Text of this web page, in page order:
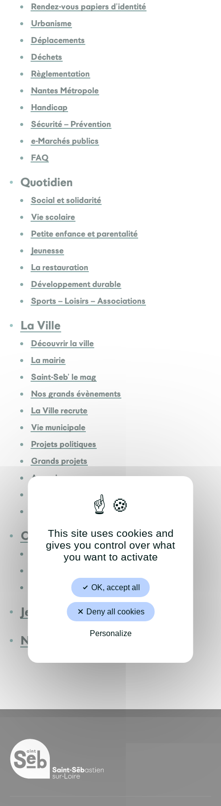
Je participe
Saint-Seb’ le mag Sourds et
Rendez-vous papiers d’identité
Urbanisme
Déplacements
Déchets
Règlementation
Nantes Métropole
Handicap
Sécurité – Prévention
e-Marchés publics
FAQ
Quotidien
Social et solidarité
Vie scolaire
Petite enfance et parentalité
Jeunesse
La restauration
Développement durable
Sports – Loisirs – Associations
La Ville
Découvrir la ville
La mairie
Saint-Seb’ le mag
Nos grands évènements
La Ville recrute
Vie municipale
Projets politiques
Grands projets
Annuaire
Publications des Actes
Culture
Saison culturelle
École municipale de musique
Je participe
Nous contacter
This site uses cookies and
gives you control over what
you want to activate
OK, accept all
Deny all cookies
Personalize